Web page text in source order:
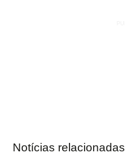
Notícias relacionadas